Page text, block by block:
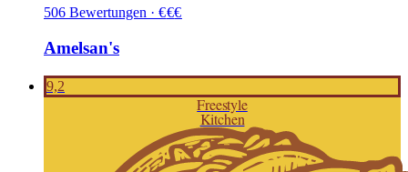
506 Bewertungen · €€€
Amelsan's
9,2
Freestyle
Kitchen